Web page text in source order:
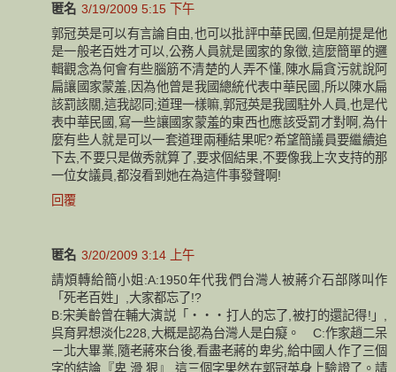
匿名 3/19/2009 5:15 下午
郭冠英是可以有言論自由,也可以批評中華民國,但是前提是他
是一般老百姓才可以,公務人員就是國家的象徵,這麼簡單的邏
輯觀念為何會有些腦筋不清楚的人弄不懂,陳水扁貪污就說阿
扁讓國家蒙羞,因為他曾是我國總統代表中華民國,所以陳水扁
該罰該關,這我認同;道理一樣嘛,郭冠英是我國駐外人員,也是代
表中華民國,寫一些讓國家蒙羞的東西也應該受罰才對啊,為什
麼有些人就是可以一套道理兩種結果呢?希望簡議員要繼續追
下去,不要只是做秀就算了,要求個結果,不要像我上次支持的那
一位女議員,都沒看到她在為這件事發聲啊!
回覆
匿名 3/20/2009 3:14 上午
請煩轉給簡小姐:A:1950年代我們台灣人被蔣介石部隊叫作
「死老百姓」,大家都忘了!?
B:宋美齡曾在輔大演説「・・・打人的忘了,被打的還記得!」,
呉育昇想淡化228,大概是認為台灣人是白癡。 C:作家趙二呆
－北大畢業,隨老蔣來台後,看盡老蔣的卑劣,給中國人作了三個
字的結論『卑.滑.狠』,這三個字果然在郭冠英身上驗證了。請